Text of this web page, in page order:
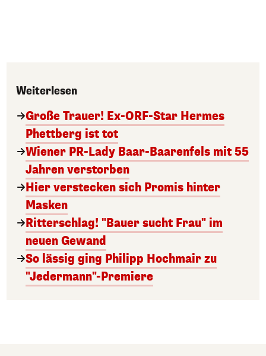
Weiterlesen
Große Trauer! Ex-ORF-Star Hermes
Phettberg ist tot
Wiener PR-Lady Baar-Baarenfels mit 55
Jahren verstorben
Hier verstecken sich Promis hinter
Masken
Ritterschlag! "Bauer sucht Frau" im
neuen Gewand
So lässig ging Philipp Hochmair zu
"Jedermann"-Premiere